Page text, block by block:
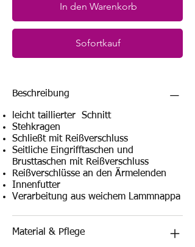
In den Warenkorb
Sofortkauf
Beschreibung
leicht taillierter Schnitt
Stehkragen
Schließt mit Reißverschluss
Seitliche Eingrifftaschen und
Brusttaschen mit Reißverschluss
Reißverschlüsse an den Ärmelenden
Innenfutter
Verarbeitung aus weichem Lammnappa
Material & Pflege